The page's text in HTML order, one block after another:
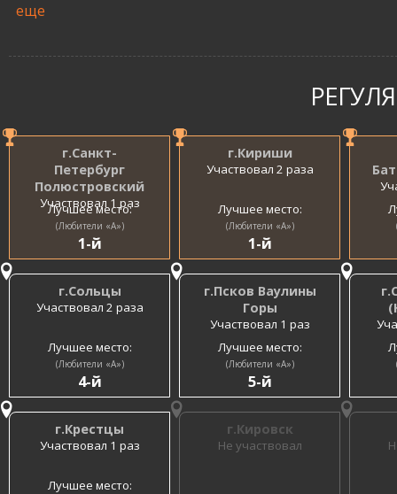
еще
г.Санкт-
Петербург
Полюстровский
Участвовал 1 раз
Лучшее место:
(Любители «A»)
1-й
г.Кириши
Участвовал 2 раза
Лучшее место:
(Любители «A»)
1-й
г.Сольцы
Участвовал 2 раза
Лучшее место:
(Любители «A»)
4-й
г.Псков Ваулины
Горы
Участвовал 1 раз
Лучшее место:
(Любители «A»)
5-й
г.Крестцы
Участвовал 1 раз
Лучшее место:
г.Кировск
Не участвовал